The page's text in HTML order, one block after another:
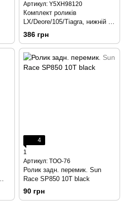
Артикул: Y5XH98120
Комплект роликів
LX/Deore/105/Tiagra, нижній +
верхній
386 грн
4
1
Артикул: TOO-76
Ролик задн. перемик. Sun
Race SP850 10T black
90 грн